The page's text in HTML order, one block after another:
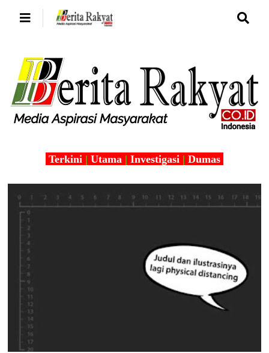
Terkini | Utama | Investigasi | Dumas